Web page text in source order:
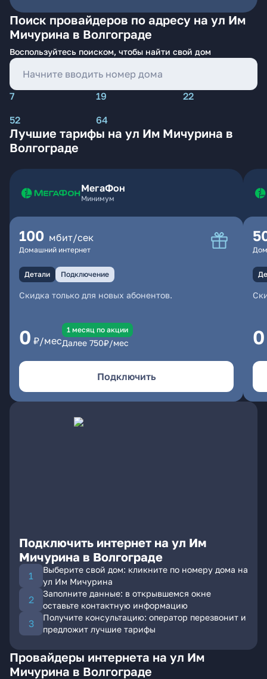
Поиск провайдеров по адресу на ул Им
Мичурина в Волгограде
Воспользуйтесь поиском, чтобы найти свой дом
7 19
22
52
64
Лучшие тарифы на ул Им Мичурина в
Волгограде
МегаФон
Минимум
100 мбит/сек
Домашний интернет
Детали Подключение
Скидка только для новых абонентов.
0 ₽/мес
1 месяц по акции
Далее 750₽/мес
Подключить
0
Подключить интернет на ул Им
Мичурина в Волгограде
Выберите свой дом: кликните по номеру дома на
ул Им Мичурина
Заполните данные: в открывшемся окне
оставьте контактную информацию
Получите консультацию: оператор перезвонит и
предложит лучшие тарифы
Провайдеры интернета на ул Им
Мичурина в Волгограде